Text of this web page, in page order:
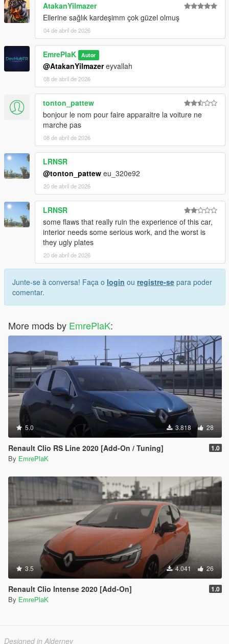
AtakanYilmazer
Ellerine sağlık kardeşimm çok güzel olmuş
04 de abril de 2026
EmrePlaK Autor
@AtakanYilmazereyvallah
08 de abril de 2026
tonton_pattew
bonjour le nom pour faire apparaitre la voiture ne
marche pas
08 de abril de 2026
LRNSR
@tonton_pattew eu_320e92
20 de abril de 2026
LRNSR
some flaws that really ruin the experience of this car,
interior needs some serious work, and the worst is
they ugly plates
20 de abril de 2026
Junte-se à conversa! Faça o login ou registre-se para poder
comentar.
More mods by EmrePlaK:
5.0 3.818 28
Renault Clio RS Line 2020 [Add-On / Tuning] 1.0
By EmrePlaK
3.5 4.041 26
Renault Clio Intense 2020 [Add-On] 1.0
By EmrePlaK
Designed in Alderney